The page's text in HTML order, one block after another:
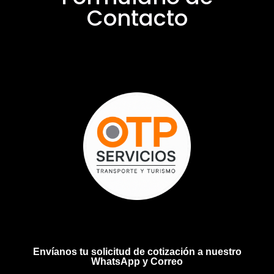
Contacto
Envíanos tu solicitud de cotización a nuestro
WhatsApp y Correo